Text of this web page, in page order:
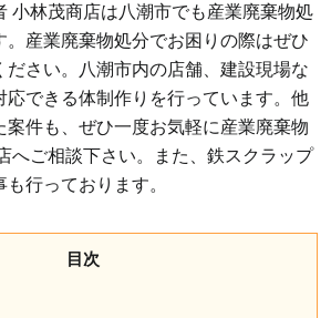
小林茂商店は八潮市でも産業廃棄物処
。産業廃棄物処分でお困りの際はぜひ
さい。
八潮市内の店舗、建設現場な
応できる体制作りを行っています。他
案件も、ぜひ一度お気軽に産業廃棄物
へご相談下さい。また、鉄スクラップ
行っております。
目次